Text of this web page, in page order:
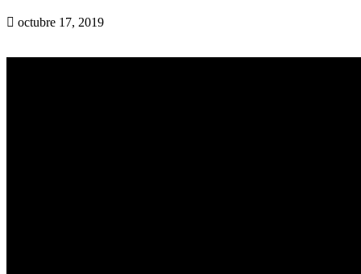
octubre 17, 2019